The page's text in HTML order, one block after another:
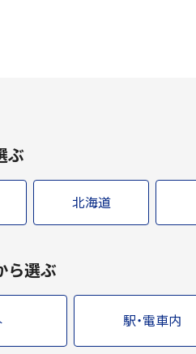
ぶ
北海道
ら選ぶ
駅・電車内